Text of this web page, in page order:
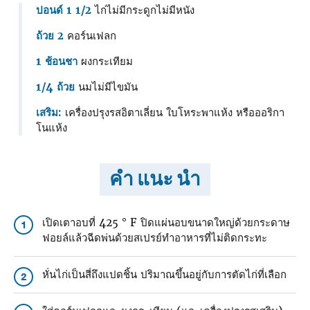
ปอนด์ 1 1/2 ไก่ไม่มีกระดูกไม่มีหนัง
ถ้วย 2 คอร์นเฟลก
1 ช้อนชา ผงกระเทียม
1/4 ถ้วย นมไม่มีไขมัน
เสริม: เครื่องปรุงรสอิตาเลี่ยน ใบโหระพาแห้ง หรือออริกา
โนแห้ง
คำ แนะ นำ
1
เปิดเตาอบที่ 425 ° F ปิดแผ่นอบขนาดใหญ่ด้วยกระดาษ
ฟอยล์แล้วฉีดพ่นด้วยสเปรย์ทําอาหารที่ไม่ติดกระทะ
2 หั่นไก่เป็นสี่ถึงแปดชิ้น ปริมาณขึ้นอยู่กับการตัดไก่ที่เลือก